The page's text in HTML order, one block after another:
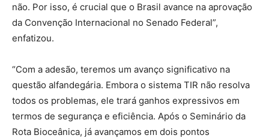
não. Por isso, é crucial que o Brasil avance na aprovação
da Convenção Internacional no Senado Federal”,
enfatizou.
“Com a adesão, teremos um avanço significativo na
questão alfandegária. Embora o sistema TIR não resolva
todos os problemas, ele trará ganhos expressivos em
termos de segurança e eficiência. Após o Seminário da
Rota Bioceânica, já avançamos em dois pontos